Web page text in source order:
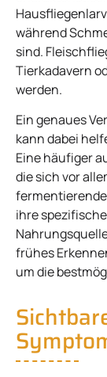
während
sind.
Tierkadavern
werden.
Ein genaues
kann dabei
Eine häufiger
die sich vor
ihre
frühes
um die